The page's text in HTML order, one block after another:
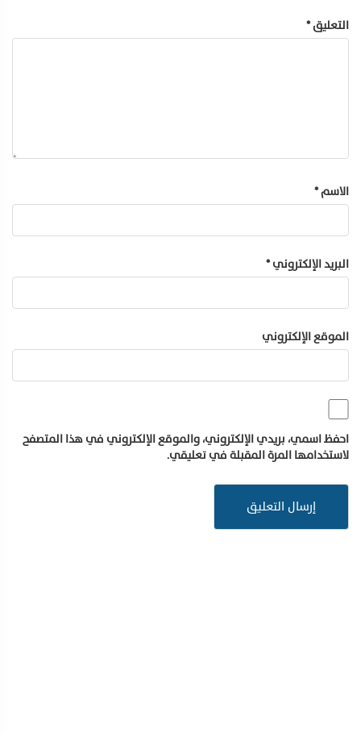
التعليق*
الاسم*
البريد الإلكتروني*
الموقع الإلكتروني
احفظ اسمي، بريدي الإلكتروني، والموقع الإلكتروني في هذا المتصفح
لاستخدامها المرة المقبلة في تعليقي.